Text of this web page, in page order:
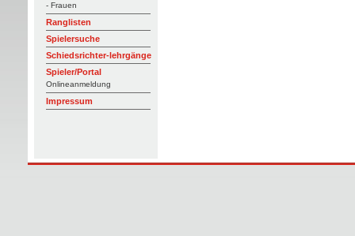
- Frauen
Ranglisten
Spielersuche
Schiedsrichter-lehrgänge
Spieler/Portal
Onlineanmeldung
Impressum